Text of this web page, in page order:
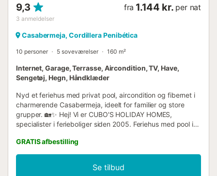
9,3
3 anmeldelser
fra 1.144 kr. per nat
Casabermeja, Cordillera Penibética
10 personer 5 soveværelser 160 m²
Internet, Garage, Terrasse, Aircondition, TV, Have,
Sengetøj, Hegn, Håndklæder
Nyd et feriehus med privat pool, aircondition og fibernet i
charmerende Casabermeja, ideelt for familier og store
grupper. 🏡✨ Hej! Vi er CUBO'S HOLIDAY HOMES,
specialister i ferieboliger siden 2005. Feriehus med pool i
perfekt til familier eller grupper på op til 10 personer, der
ønsker at udforske provinsen Málaga uden at give afkald
på en urban og behagelig atmosfære. Boligen består af et
hovedhus med plads til seks personer og to selvstændige
GRATIS afbestilling
Se tilbud